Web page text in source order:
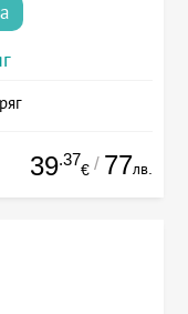
39.37
€ / 77лв.